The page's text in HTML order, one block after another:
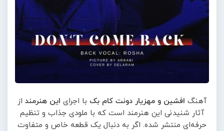
آهنگ افشین و مهزیار دونت کام بک با اجرای این هنرمند از
آثار شنیدنی این هنرمند است که با ملودی جذاب و تنظیم
حرفه‌ای منتشر شده. اگر به دنبال یک قطعه خاص و متفاوت